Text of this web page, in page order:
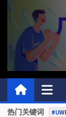
热门关键词